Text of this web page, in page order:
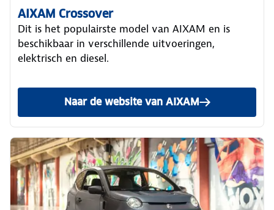
AIXAM Crossover
Dit is het populairste model van AIXAM en is
beschikbaar in verschillende uitvoeringen,
elektrisch en diesel.
Naar de website van AIXAM